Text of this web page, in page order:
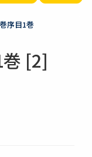
序目1巻
[2]